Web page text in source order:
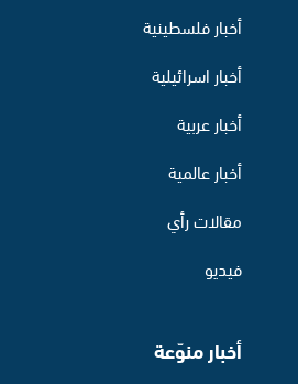
أخبار فلسطينية
أخبار اسرائيلية
أخبار عربية
أخبار عالمية
مقالات رأي
فيديو
أخبار منوّعة